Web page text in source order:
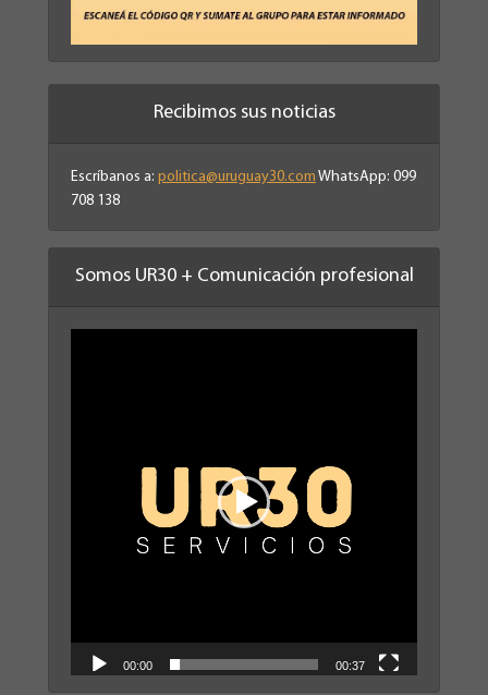
Recibimos sus noticias
Escríbanos a: politica@uruguay30.com WhatsApp: 099
708 138
Somos UR30 + Comunicación profesional
00:00 00:37